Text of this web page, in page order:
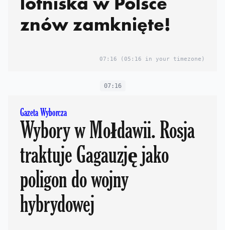
znów zamknięte!
07:16 (05:16 in your timezone)
07:16
Gazeta Wyborcza
Wybory w Mołdawii. Rosja
traktuje Gagauzję jako
poligon do wojny
hybrydowej